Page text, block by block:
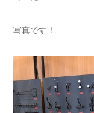
写真です！